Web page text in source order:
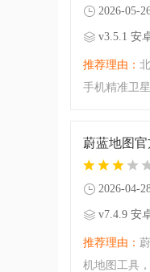
2026-05-
v3.5.1 安
推荐理由：
手机精准卫
星路况地图
蔚蓝地图官
2026-04-
v7.4.9 安
推荐理由：
机地图工具